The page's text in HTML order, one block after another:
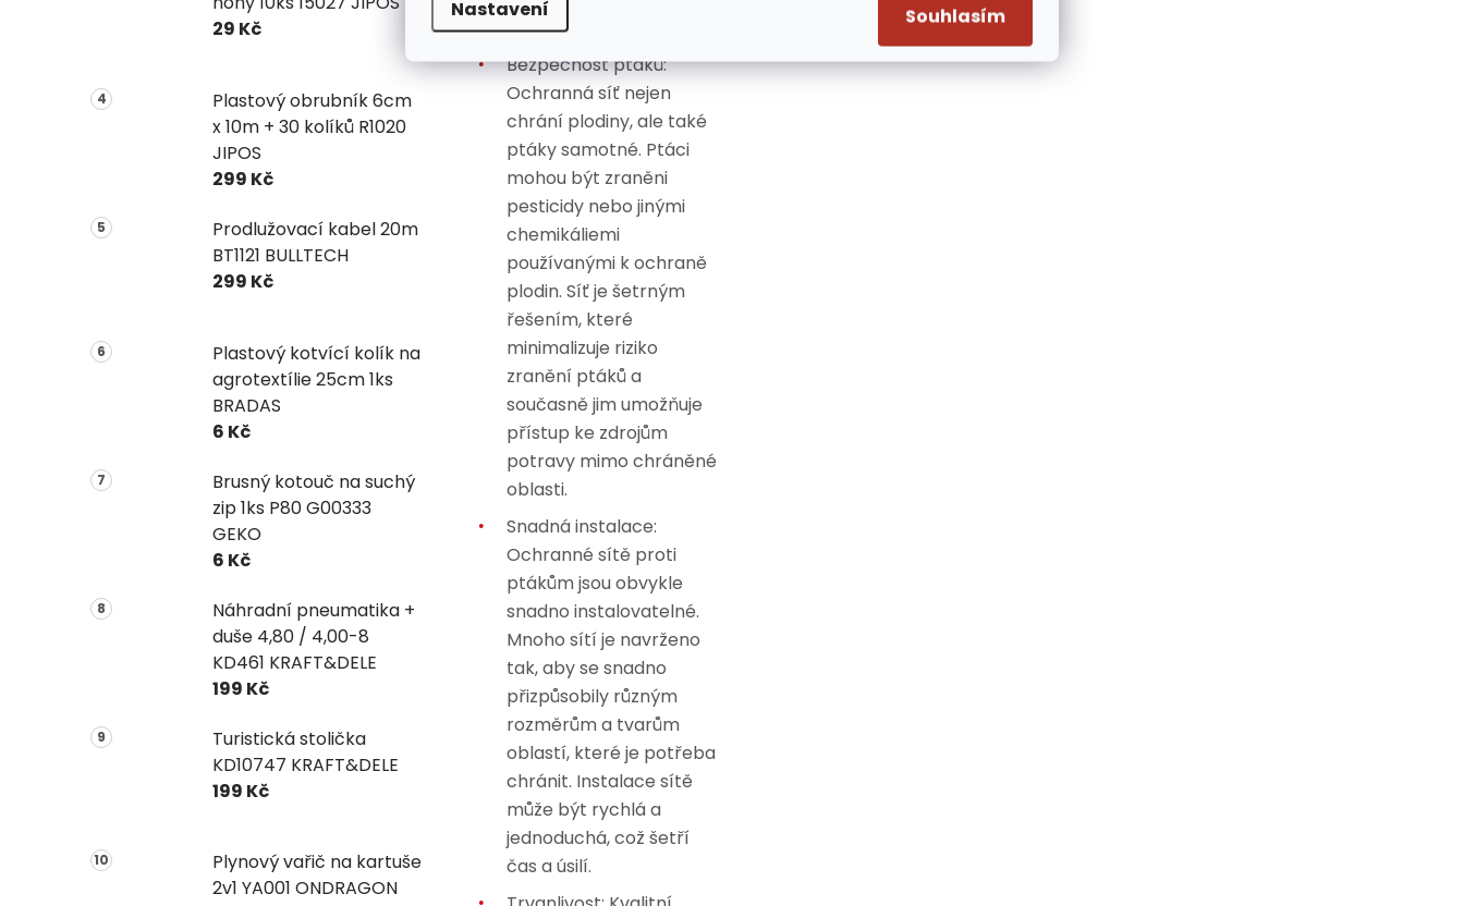
Nastavení Souhlasím
29 Kč
Plastový obrubník 6cm
x 10m + 30 kolíků R1020
JIPOS
299 Kč
Prodlužovací kabel 20m
BT1121 BULLTECH
299 Kč
Plastový kotvící kolík na
agrotextílie 25cm 1ks
BRADAS
6 Kč
Brusný kotouč na suchý
zip 1ks P80 G00333
GEKO
6 Kč
Náhradní pneumatika +
duše 4,80 / 4,00-8
KD461 KRAFT&DELE
199 Kč
Turistická stolička
KD10747 KRAFT&DELE
199 Kč
Plynový vařič na kartuše
2v1 YA001 ONDRAGON
udržovat je v bezpečí.
Bezpečnost ptáků:
Ochranná síť nejen
chrání plodiny, ale také
ptáky samotné. Ptáci
mohou být zraněni
pesticidy nebo jinými
chemikáliemi
používanými k ochraně
plodin. Síť je šetrným
řešením, které
minimalizuje riziko
zranění ptáků a
současně jim umožňuje
přístup ke zdrojům
potravy mimo chráněné
oblasti.
Snadná instalace:
Ochranné sítě proti
ptákům jsou obvykle
snadno instalovatelné.
Mnoho sítí je navrženo
tak, aby se snadno
přizpůsobily různým
rozměrům a tvarům
oblastí, které je potřeba
chránit. Instalace sítě
může být rychlá a
jednoduchá, což šetří
čas a úsilí.